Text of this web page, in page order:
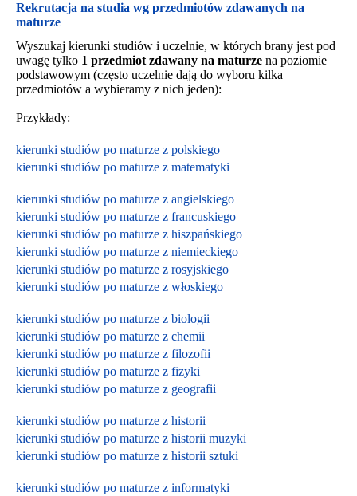
Rekrutacja na studia wg przedmiotów zdawanych na
maturze
Wyszukaj kierunki studiów i uczelnie, w których brany jest pod
uwagę tylko 1 przedmiot zdawany na maturze na poziomie
podstawowym (często uczelnie dają do wyboru kilka
przedmiotów a wybieramy z nich jeden):
Przykłady:
kierunki studiów po maturze z polskiego
kierunki studiów po maturze z matematyki
kierunki studiów po maturze z angielskiego
kierunki studiów po maturze z francuskiego
kierunki studiów po maturze z hiszpańskiego
kierunki studiów po maturze z niemieckiego
kierunki studiów po maturze z rosyjskiego
kierunki studiów po maturze z włoskiego
kierunki studiów po maturze z biologii
kierunki studiów po maturze z chemii
kierunki studiów po maturze z filozofii
kierunki studiów po maturze z fizyki
kierunki studiów po maturze z geografii
kierunki studiów po maturze z historii
kierunki studiów po maturze z historii muzyki
kierunki studiów po maturze z historii sztuki
kierunki studiów po maturze z informatyki